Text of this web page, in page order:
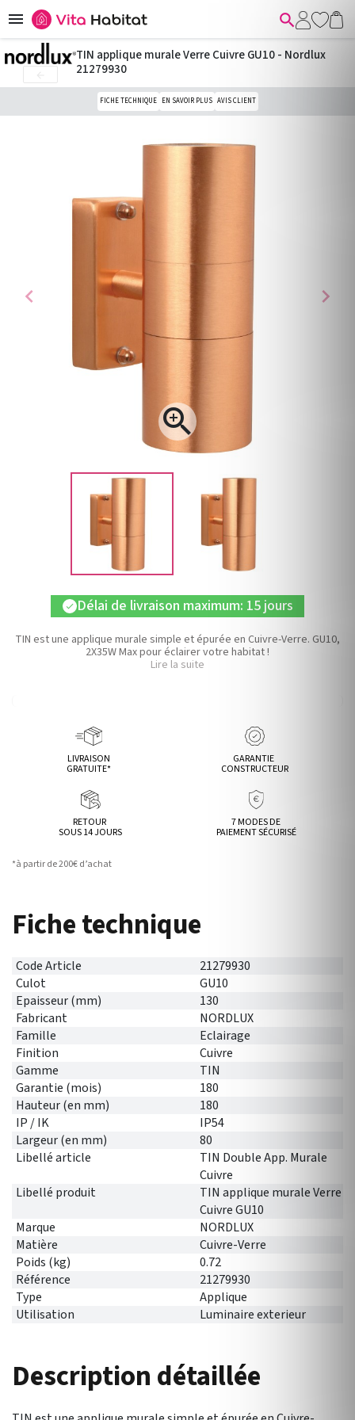
 
chevron_left

chevron_right
TIN applique murale Verre Cuivre GU10 - Nordlux
21279930
FICHE TECHNIQUE EN SAVOIR PLUS AVIS CLIENT
check Délai de livraison maximum: 15 jours
TIN est une applique murale simple et épurée en Cuivre-Verre. GU10,
2X35W Max pour éclairer votre habitat !
Lire la suite
LIVRAISON
GRATUITE*
GARANTIE
CONSTRUCTEUR
RETOUR
SOUS 14 JOURS
7 MODES DE
PAIEMENT SÉCURISÉ
*à partir de 200€ d’achat
Fiche technique
Code Article
21279930
Culot
GU10
Epaisseur (mm)
130
Fabricant
NORDLUX
Famille
Eclairage
Finition
Cuivre
Gamme
TIN
Garantie (mois)
180
Hauteur (en mm)
180
IP / IK
IP54
Largeur (en mm)
80
Libellé article
TIN Double App. Murale
Cuivre
Libellé produit
TIN applique murale Verre
Cuivre GU10
Marque
NORDLUX
Matière
Cuivre-Verre
Poids (kg)
0.72
Référence
21279930
Type
Applique
Utilisation
Luminaire exterieur
Description détaillée